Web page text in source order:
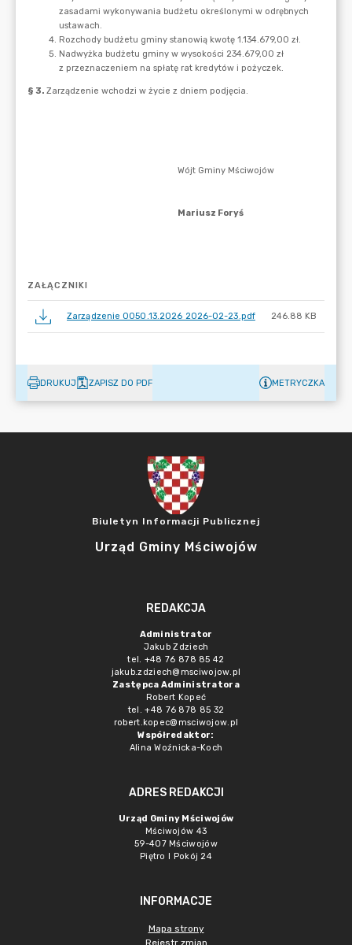
ZAŁĄCZNIKI
Zarządzenie 0050.13.2026 2026-02-23.pdf 246.88 KB
DRUKUJ ZAPISZ DO PDF METRYCZKA
Biuletyn Informacji Publicznej
Urząd Gminy Mściwojów
REDAKCJA
Administrator
Jakub Zdziech
tel. +48 76 878 85 42
jakub.zdziech@msciwojow.pl
Zastępca Administratora
Robert Kopeć
tel. +48 76 878 85 32
robert.kopec@msciwojow.pl
Współredaktor:
Alina Woźnicka-Koch
ADRES REDAKCJI
Urząd Gminy Mściwojów
Mściwojów 43
59-407 Mściwojów
Piętro I Pokój 24
INFORMACJE
Mapa strony
Rejestr zmian